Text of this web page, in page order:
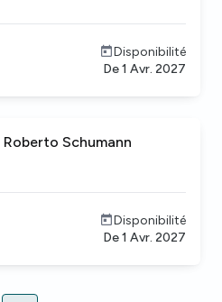
Disponibilité
De1 Avr. 2027
Roberto Schumann
Disponibilité
De1 Avr. 2027